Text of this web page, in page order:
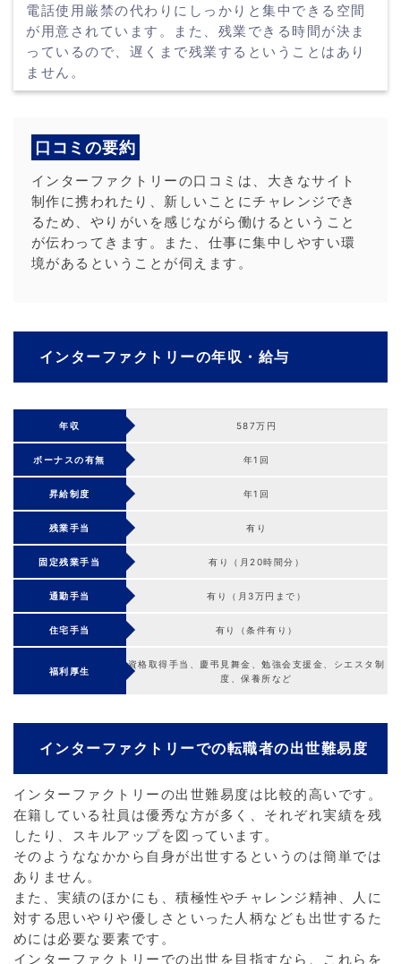
電話使用厳禁の代わりにしっかりと集中できる空間
が用意されています。また、残業できる時間が決ま
っているので、遅くまで残業するということはあり
ません。
口コミの要約
インターファクトリーの口コミは、大きなサイト
制作に携われたり、新しいことにチャレンジでき
るため、やりがいを感じながら働けるということ
が伝わってきます。また、仕事に集中しやすい環
境があるということが伺えます。
インターファクトリーの年収・給与
年収 587万円
ボーナスの有無 年1回
昇給制度 年1回
残業手当 有り
固定残業手当 有り（月20時間分）
通勤手当 有り（月3万円まで）
住宅手当 有り（条件有り）
福利厚生
資格取得手当、慶弔見舞金、勉強会支援金、シエスタ制
度、保養所など
インターファクトリーでの転職者の出世難易度
インターファクトリーの出世難易度は比較的高いです。
在籍している社員は優秀な方が多く、それぞれ実績を残
したり、スキルアップを図っています。
そのようななかから自身が出世するというのは簡単では
ありません。
また、実績のほかにも、積極性やチャレンジ精神、人に
対する思いやりや優しさといった人柄なども出世するた
めには必要な要素です。
インターファクトリーでの出世を目指すなら、これらを